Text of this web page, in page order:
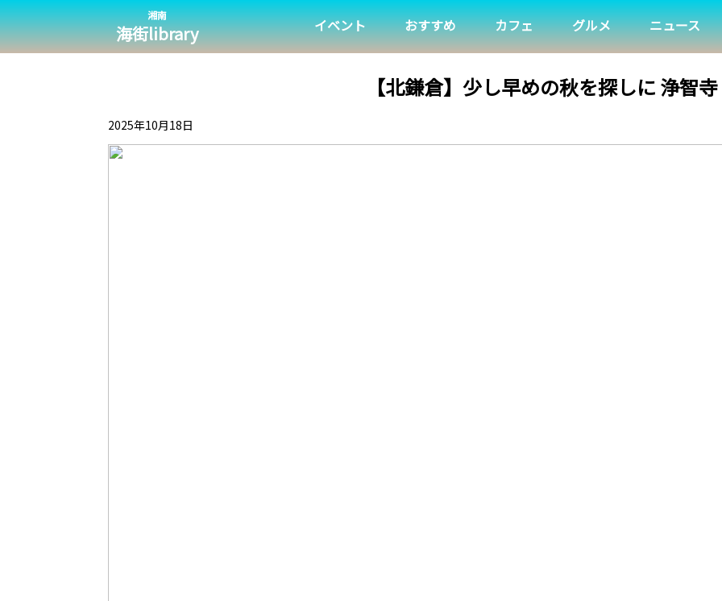
湘南
海街library イベント おすすめ カフェ グルメ ニュース
【北鎌倉】少し早めの秋を探しに 浄智寺
2025年10月18日